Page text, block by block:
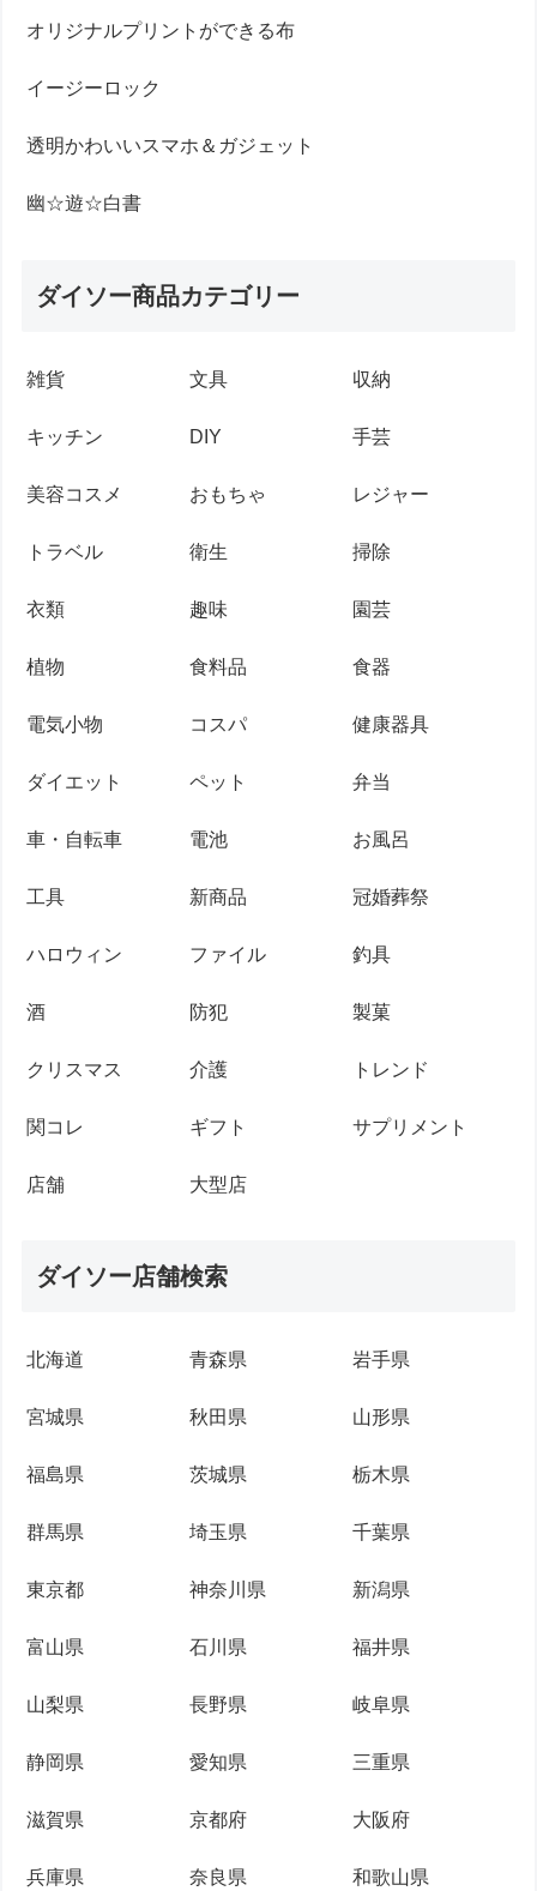
オリジナルプリントができる布
イージーロック
透明かわいいスマホ＆ガジェット
幽☆遊☆白書
ダイソー商品カテゴリー
雑貨 文具 収納
キッチン DIY 手芸
美容コスメ おもちゃ レジャー
トラベル 衛生 掃除
衣類 趣味 園芸
植物 食料品 食器
電気小物 コスパ 健康器具
ダイエット ペット 弁当
車・自転車 電池 お風呂
工具 新商品 冠婚葬祭
ハロウィン ファイル 釣具
酒 防犯 製菓
クリスマス 介護 トレンド
関コレ ギフト サプリメント
店舗 大型店
ダイソー店舗検索
北海道 青森県 岩手県
宮城県 秋田県 山形県
福島県 茨城県 栃木県
群馬県 埼玉県 千葉県
東京都 神奈川県 新潟県
富山県 石川県 福井県
山梨県 長野県 岐阜県
静岡県 愛知県 三重県
滋賀県 京都府 大阪府
兵庫県 奈良県 和歌山県